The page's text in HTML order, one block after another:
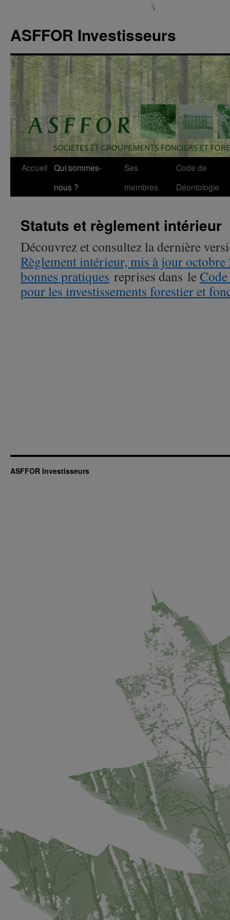
ASFFOR Investisseurs
Aller
Accueil Qui sommes-
nous ?
Ses
membres
Code de
Déontologie
Statuts et règlement intérieur
Découvrez et consultez la dernière
Règlement intérieur, mis à jour octobre
bonnes pratiques reprises dans le
pour les investissements forestier et
ASFFOR Investisseurs